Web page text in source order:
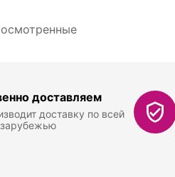
доставляем
доставку по всей